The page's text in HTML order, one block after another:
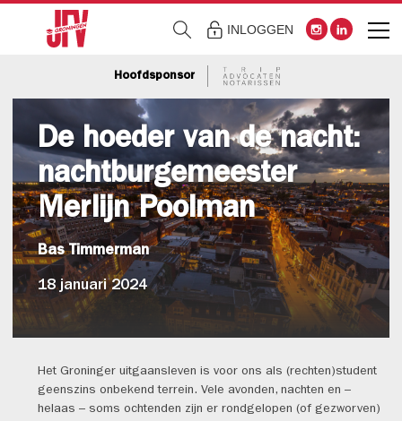
INLOGGEN
Hoofdsponsor
De hoeder van de nacht:
nachtburgemeester
Merlijn Poolman
Bas Timmerman
18 januari 2024
Het Groninger uitgaansleven is voor ons als (rechten)student
geenszins onbekend terrein. Vele avonden, nachten en –
helaas – soms ochtenden zijn er rondgelopen (of gezworven)